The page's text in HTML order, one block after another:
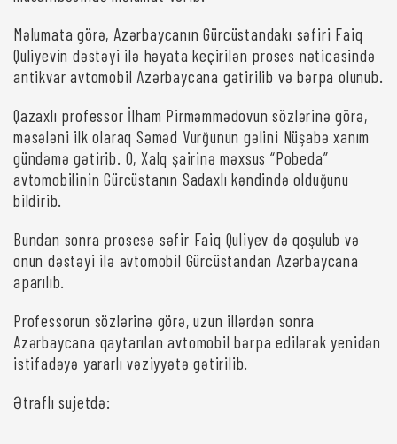
Məlumata görə, Azərbaycanın Gürcüstandakı səfiri Faiq
Quliyevin dəstəyi ilə həyata keçirilən proses nəticəsində
antikvar avtomobil Azərbaycana gətirilib və bərpa olunub.
Qazaxlı professor İlham Pirməmmədovun sözlərinə görə,
məsələni ilk olaraq Səməd Vurğunun gəlini Nüşabə xanım
gündəmə gətirib. O, Xalq şairinə məxsus “Pobeda”
avtomobilinin Gürcüstanın Sadaxlı kəndində olduğunu
bildirib.
Bundan sonra prosesə səfir Faiq Quliyev də qoşulub və
onun dəstəyi ilə avtomobil Gürcüstandan Azərbaycana
aparılıb.
Professorun sözlərinə görə, uzun illərdən sonra
Azərbaycana qaytarılan avtomobil bərpa edilərək yenidən
istifadəyə yararlı vəziyyətə gətirilib.
Ətraflı sujetdə: